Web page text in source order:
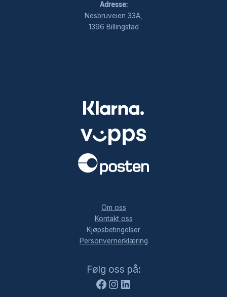
Adresse:
Nesbruveien 33A,
1396 Billingstad
Om oss
Kontakt oss
Kjøpsbetingelser
Personvernerklæring
Følg oss på:
Facebook
Instagram
LinkedIn